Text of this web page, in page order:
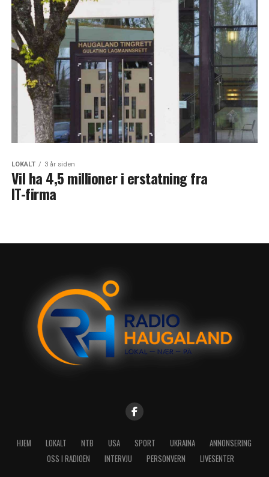
LOKALT 3 år siden
Vil ha 4,5 millioner i erstatning fra
IT-firma
HJEM LOKALT NTB USA SPORT UKRAINA
ANNONSERING
OSS I RADIOEN
INTERVJU PERSONVERN LIVESENTER